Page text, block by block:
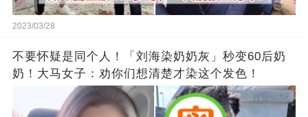
2023/03/28
不要怀疑是同个人！「刘海染奶奶灰」秒变60后奶
奶！大马女子：劝你们想清楚才染这个发色！